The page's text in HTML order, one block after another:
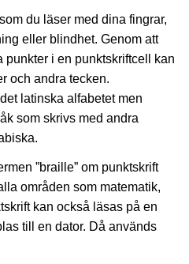
du läser med dina fingrar,
eller blindhet. Genom att
i en punktskriftcell kan
och andra tecken.
latinska alfabetet men
som skrivs med andra
”braille” om punktskrift
områden som matematik,
kan också läsas på en
till en dator. Då används